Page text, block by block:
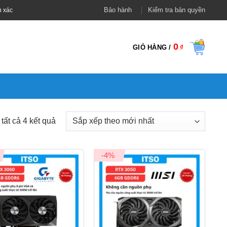
xác Bảo hành Kiểm tra bản quyền
GIỎ HÀNG / 0 ₫
cả 4 kết quả
sắp
theo
mới
nhất
-4%